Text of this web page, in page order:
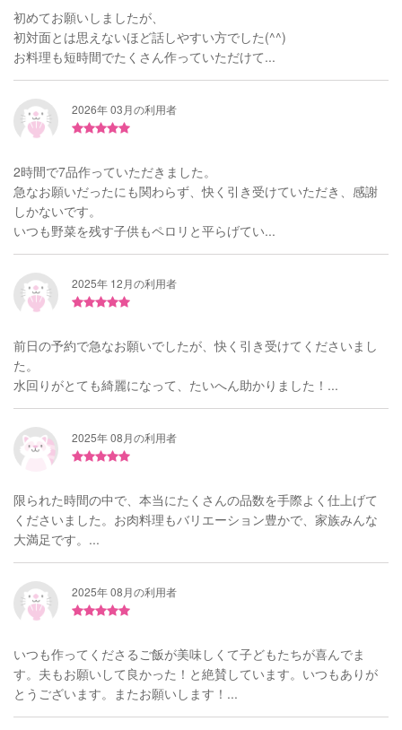
初めてお願いしましたが、
初対面とは思えないほど話しやすい方でした(^^)
お料理も短時間でたくさん作っていただけて...
2026年 03月の利用者
2時間で7品作っていただきました。
急なお願いだったにも関わらず、快く引き受けていただき、感謝
しかないです。
いつも野菜を残す子供もペロリと平らげてい...
2025年 12月の利用者
前日の予約で急なお願いでしたが、快く引き受けてくださいまし
た。
水回りがとても綺麗になって、たいへん助かりました！...
2025年 08月の利用者
限られた時間の中で、本当にたくさんの品数を手際よく仕上げて
くださいました。お肉料理もバリエーション豊かで、家族みんな
大満足です。...
2025年 08月の利用者
いつも作ってくださるご飯が美味しくて子どもたちが喜んでま
す。夫もお願いして良かった！と絶賛しています。いつもありが
とうございます。またお願いします！...